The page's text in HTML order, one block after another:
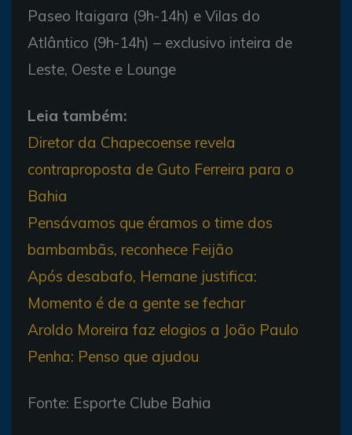
Paseo Itaigara (9h-14h) e Vilas do
Atlântico (9h-14h) – exclusivo inteira de
Leste, Oeste e Lounge
Leia também:
Diretor da Chapecoense revela
contraproposta de Guto Ferreira para o
Bahia
Pensávamos que éramos o time dos
bambambãs, reconhece Feijão
Após desabafo, Hernane justifica:
Momento é de a gente se fechar
Aroldo Moreira faz elogios a João Paulo
Penha: Penso que ajudou
Fonte: Esporte Clube Bahia